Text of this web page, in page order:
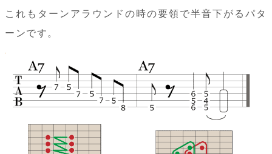
これもターンアラウンドの時の要領で半音下がるパタ
ーンです。